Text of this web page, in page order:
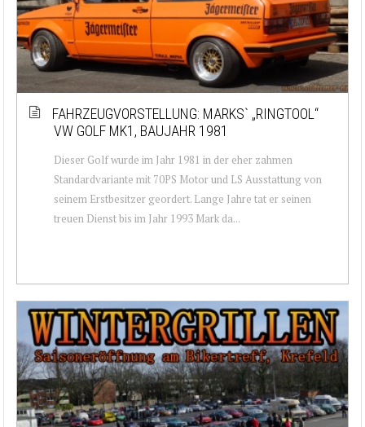
FAHRZEUGVORSTELLUNG: MARKS` „RINGTOOL“
VW GOLF MK1, BAUJAHR 1981
Dieser Golf wurde im Jahr 1981 in der eher zahmen
Standardvariante mit 70PS Motor und LS Ausstattung von
seinem Erstbesitzer geordert. Lange Jahre tat er seinen
treuen Dienst bis im Jahr 1993 Mark da...